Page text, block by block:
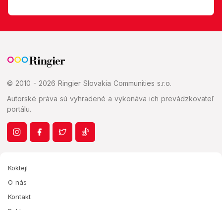
© 2010 - 2026 Ringier Slovakia Communities s.r.o.
Autorské práva sú vyhradené a vykonáva ich prevádzkovateľ
portálu.
Koktejl
O nás
Kontakt